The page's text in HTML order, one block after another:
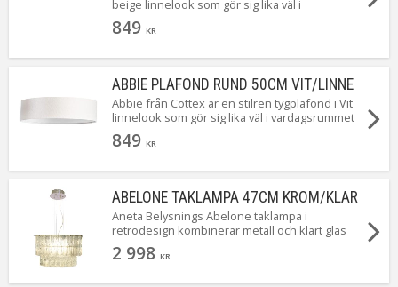
beige linnelook som gör sig lika väl i
vardagsrummet som i sovrummet. Abbie finns i
3 storlekar i 2 färger och här ser du den största
rummet. Självklart med krokupphäng för en
snabb och smidig installation.
849 KR
ABBIE PLAFOND RUND 50CM VIT/LINNE
Abbie från Cottex är en stilren tygplafond i Vit
linnelook som gör sig lika väl i vardagsrummet
som i sovrummet. Abbie finns i 3 storlekar i 2
färger och här ser du den största som med
Självklart med krokupphäng för en snabb och
smidig installation.
849 KR
ABELONE TAKLAMPA 47CM KROM/KLAR
Aneta Belysnings Abelone taklampa i
retrodesign kombinerar metall och klart glas
med isstruktur. Släpper ljus uppåt och nedåt
samt filtrerat sidoljus för mjuk spridning.
2 998 KR